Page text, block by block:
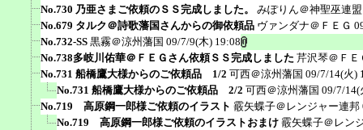
No.730 乃亜さまご依頼のＳＳ完成しました。
みぽりん＠神聖巫連盟
No.679 タルク＠詩歌藩国さんからの御依頼品 ヴァンダナ＠ＦＥＧ
No.732-SS 黒霧＠涼州藩国 09/7/9(木) 19:08
No.738多岐川佑華＠ＦＥＧさん依頼ＳＳ完成しました 芹沢琴＠ＦＥ
No.731 船橋鷹大様からのご依頼品 1/2 可西＠涼州藩国 09/7/14(火)
No.731 船橋鷹大様からのご依頼品 2/2 可西＠涼州藩国 09/7/14(
No.719 高原鋼一郎様ご依頼のイラスト 霰矢蝶子＠レンジャー連邦
No.719 高原鋼一郎様ご依頼のイラストおまけ 霰矢蝶子＠レン